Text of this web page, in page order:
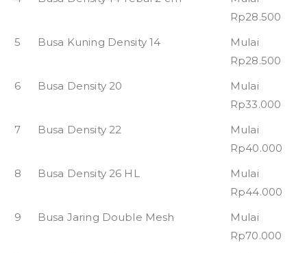
Rp28.500
5
Busa Kuning Density 14
Mulai
Rp28.500
6
Busa Density 20
Mulai
Rp33.000
7
Busa Density 22
Mulai
Rp40.000
8
Busa Density 26 HL
Mulai
Rp44.000
9
Busa Jaring Double Mesh
Mulai
Rp70.000